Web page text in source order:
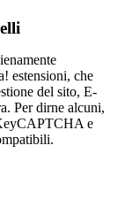
estensioni, che
del sito, E-
Per dirne alcuni,
e